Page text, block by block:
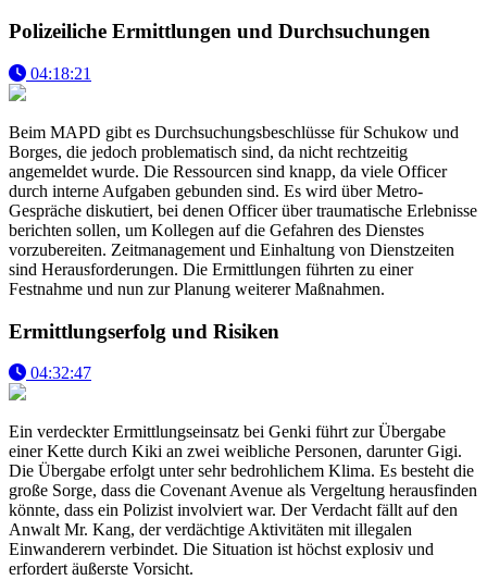
Polizeiliche Ermittlungen und Durchsuchungen
04:18:21
Beim MAPD gibt es Durchsuchungsbeschlüsse für Schukow und
Borges, die jedoch problematisch sind, da nicht rechtzeitig
angemeldet wurde. Die Ressourcen sind knapp, da viele Officer
durch interne Aufgaben gebunden sind. Es wird über Metro-
Gespräche diskutiert, bei denen Officer über traumatische Erlebnisse
berichten sollen, um Kollegen auf die Gefahren des Dienstes
vorzubereiten. Zeitmanagement und Einhaltung von Dienstzeiten
sind Herausforderungen. Die Ermittlungen führten zu einer
Festnahme und nun zur Planung weiterer Maßnahmen.
Ermittlungserfolg und Risiken
04:32:47
Ein verdeckter Ermittlungseinsatz bei Genki führt zur Übergabe
einer Kette durch Kiki an zwei weibliche Personen, darunter Gigi.
Die Übergabe erfolgt unter sehr bedrohlichem Klima. Es besteht die
große Sorge, dass die Covenant Avenue als Vergeltung herausfinden
könnte, dass ein Polizist involviert war. Der Verdacht fällt auf den
Anwalt Mr. Kang, der verdächtige Aktivitäten mit illegalen
Einwanderern verbindet. Die Situation ist höchst explosiv und
erfordert äußerste Vorsicht.